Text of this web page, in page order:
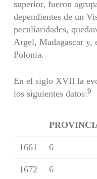
superior, fueron
dependientes de un
peculiaridades,
Argel, Madagascar y,
Polonia.
En el siglo XVII la
los siguientes datos:9
1661 6
1672 6